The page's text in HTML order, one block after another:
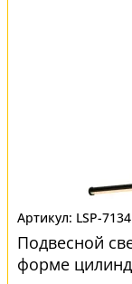
LSP-7134
Подвесной
форме